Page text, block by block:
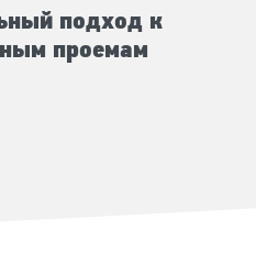
подход к
проемам